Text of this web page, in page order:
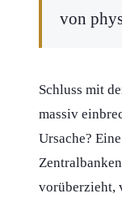
von
Schluss mit
massiv
Ursache?
vorüberzieht,